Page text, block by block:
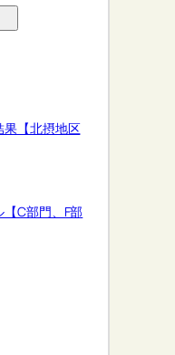
【北摂地区
C部門、F部